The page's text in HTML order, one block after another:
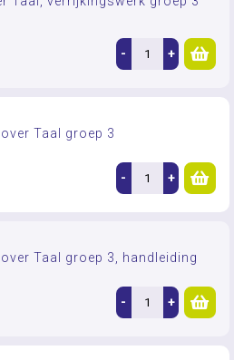
- +
Taal groep 3
- +
Taal groep 3, handleiding
- +